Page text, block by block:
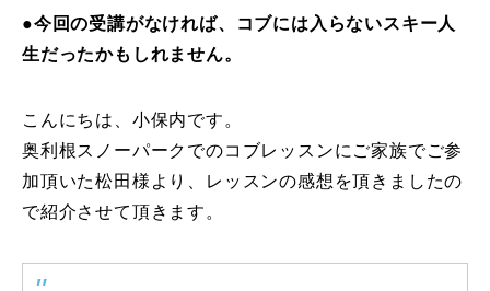
宮城山形
白馬五竜FA
●今回の受講がなければ、コブには入らないスキー人
生だったかもしれません。
こんにちは、小保内です。
奥利根スノーパークでのコブレッスンにご家族でご参
加頂いた松田様より、レッスンの感想を頂きましたの
で紹介させて頂きます。